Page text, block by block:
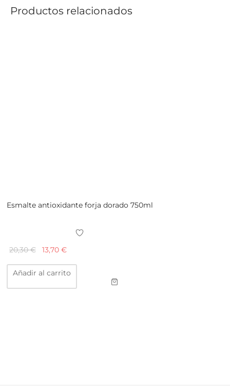
Productos relacionados
Esmalte antioxidante forja dorado 750ml
20,30€
El
precio
original
era:
13,70 €
precio
actual
es:
Añadir al carrito